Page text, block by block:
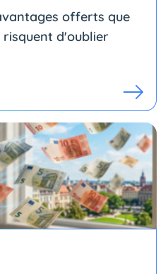
offerts que
risquent d'oublier